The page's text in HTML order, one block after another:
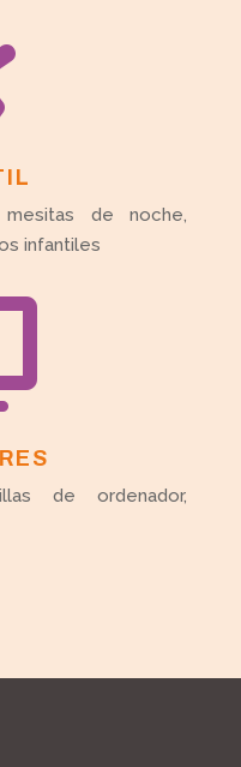
de noche,
infantiles
de ordenador,